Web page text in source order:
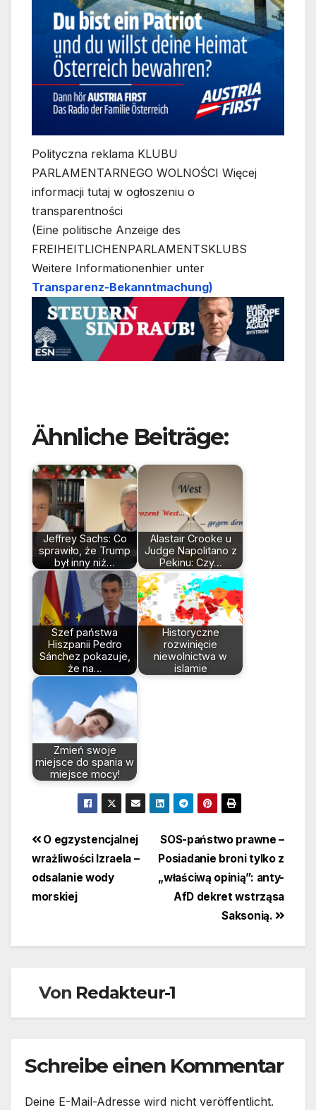
Polityczna reklama KLUBU
PARLAMENTARNEGO WOLNOŚCI Więcej
informacji tutaj w ogłoszeniu o
transparentności
(Eine politische Anzeige des
FREIHEITLICHENPARLAMENTSKLUBS
Weitere Informationenhier unter
Transparenz-Bekanntmachung)
Ähnliche Beiträge:
Jeffrey Sachs: Co
sprawiło, że Trump
był inny niż…
Alastair Crooke u
Judge Napolitano z
Pekinu: Czy…
Szef państwa
Hiszpanii Pedro
Sánchez pokazuje,
że na…
Historyczne
rozwinięcie
niewolnictwa w
islamie
Zmień swoje
miejsce do spania w
miejsce mocy!
Beitragsnavigation
SOS-państwo prawne –
Posiadanie broni tylko z
„właściwą opinią”: anty-
AfD dekret wstrząsa
Saksonią.
O egzystencjalnej
wrażliwości Izraela –
odsalanie wody
morskiej
Von Redakteur-1
Schreibe einen Kommentar
Deine E-Mail-Adresse wird nicht veröffentlicht.